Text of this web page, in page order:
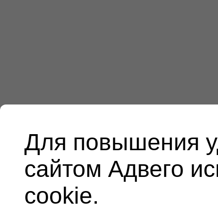
Для повышения
сайтом Адвего
cookie.